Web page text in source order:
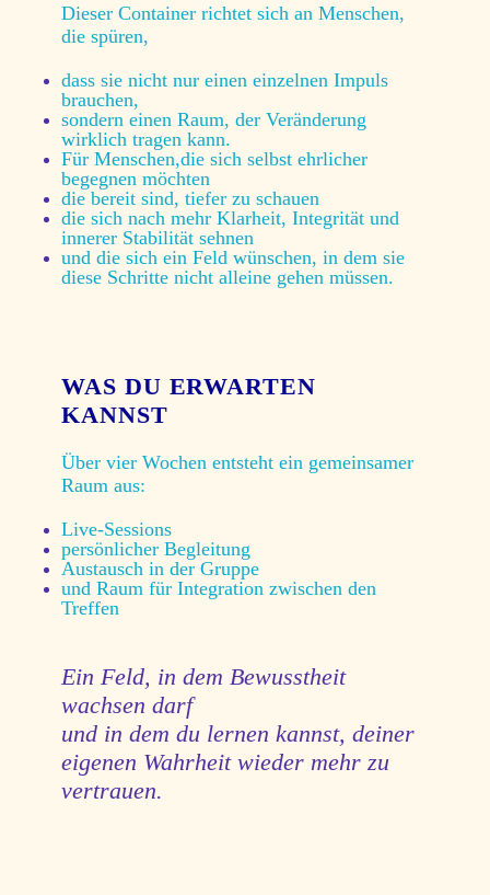
Dieser Container richtet sich an Menschen,
die spüren,
dass sie nicht nur einen einzelnen Impuls
brauchen,
sondern einen Raum, der Veränderung
wirklich tragen kann.
Für Menschen,die sich selbst ehrlicher
begegnen möchten
die bereit sind, tiefer zu schauen
die sich nach mehr Klarheit, Integrität und
innerer Stabilität sehnen
und die sich ein Feld wünschen, in dem sie
diese Schritte nicht alleine gehen müssen.
WAS DU ERWARTEN
KANNST
Über vier Wochen entsteht ein gemeinsamer
Raum aus:
Live-Sessions
persönlicher Begleitung
Austausch in der Gruppe
und Raum für Integration zwischen den
Treffen
Ein Feld, in dem Bewusstheit
wachsen darf
und in dem du lernen kannst, deiner
eigenen Wahrheit wieder mehr zu
vertrauen.